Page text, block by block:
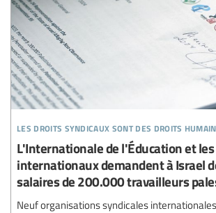
les droits syndicaux sont des droits
L'Internationale de l'Éducation et
internationaux demandent à Israel
salaires de 200.000 travailleurs
Neuf organisations syndicales